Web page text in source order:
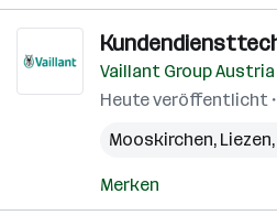
Vaillant Group Austria
Heute veröffentlicht
Mooskirchen, Liezen,
Merken